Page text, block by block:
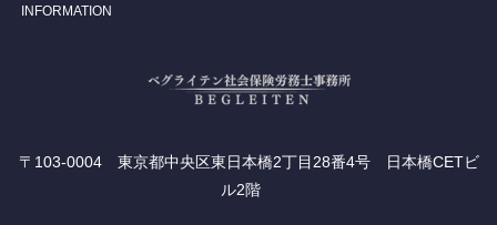
INFORMATION
〒103-0004 東京都中央区東日本橋2丁目28番4号 日本橋CETビ
ル2階